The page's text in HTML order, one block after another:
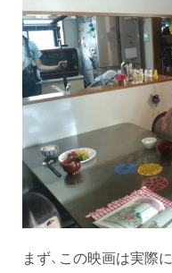
まず、この映画は実際